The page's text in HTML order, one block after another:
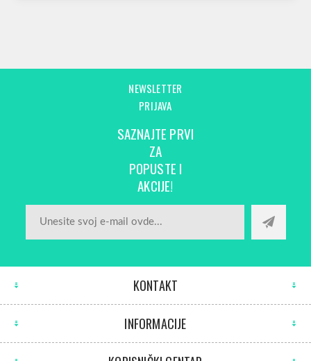
NEWSLETTER
PRIJAVA
SAZNAJTE PRVI
ZA
POPUSTE I
AKCIJE!
KONTAKT
INFORMACIJE